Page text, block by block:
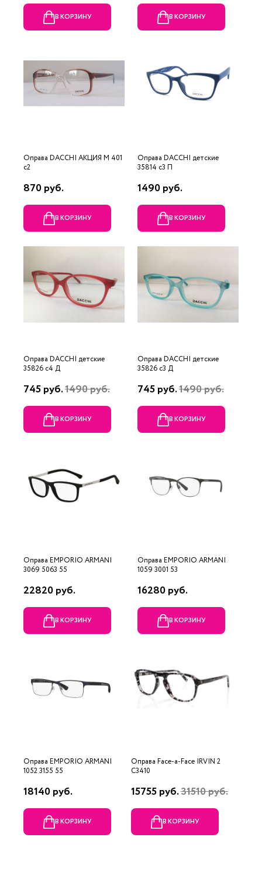
В КОРЗИНУ В КОРЗИНУ
Оправа DACCHI АКЦИЯ М 401
c2
870 руб.
В КОРЗИНУ
Оправа DACCHI детские
35814 c3 П
1490 руб.
В КОРЗИНУ
Оправа DACCHI детские
35826 c4 Д
745 руб.1490 руб.
В КОРЗИНУ
Оправа DACCHI детские
35826 c3 Д
745 руб.1490 руб.
В КОРЗИНУ
Оправа EMPORIO ARMANI
3069 5063 55
22820 руб.
В КОРЗИНУ
Оправа EMPORIO ARMANI
1059 3001 53
16280 руб.
В КОРЗИНУ
Оправа EMPORIO ARMANI
1052 3155 55
18140 руб.
В КОРЗИНУ
Оправа Face-a-Face IRVIN 2
C3410
15755 руб.31510 руб.
В КОРЗИНУ